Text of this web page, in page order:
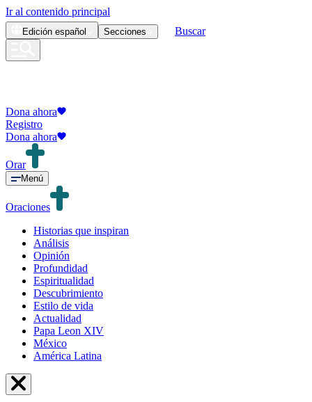
Ir al contenido principal
Edición español Secciones Buscar
Dona ahora
Registro
Dona ahora
Orar
Menú
Oraciones
Historias que inspiran
Análisis
Opinión
Profundidad
Espiritualidad
Descubrimiento
Estilo de vida
Actualidad
Papa Leon XIV
México
América Latina